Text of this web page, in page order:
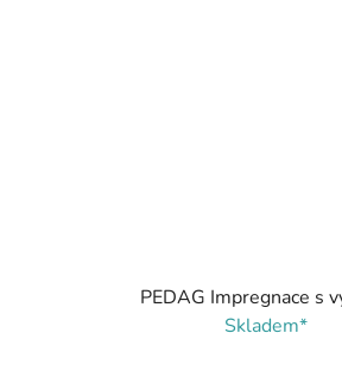
PEDAG Impregnace s
Skladem*